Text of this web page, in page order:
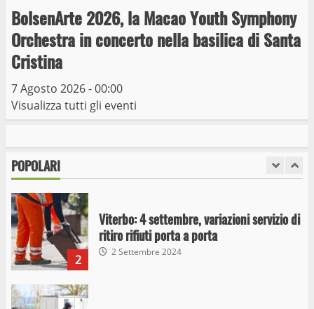
BolsenArte 2026, la Macao Youth Symphony
Orchestra in concerto nella basilica di Santa
Cristina
7 Agosto 2026 - 00:00
Visualizza tutti gli eventi
POPOLARI
Giochi Sportivi Studenteschi di Atletica a
Viterbo
I Carabinieri arrestano due giovani per
stupefacenti
2
Viterbo: 4 settembre, variazioni servizio di
ritiro rifiuti porta a porta
2 Settembre 2024